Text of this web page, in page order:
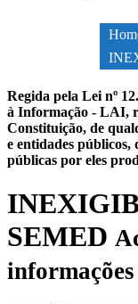
Regida pela Lei nº
à Informação - LAI,
Constituição, de
e entidades públicos,
públicas por eles
SEMED